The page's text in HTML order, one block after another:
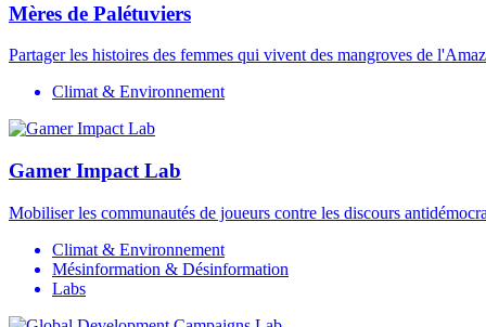
Mères de Palétuviers
Partager les histoires des femmes qui vivent des mangroves de
Climat & Environnement
Gamer Impact Lab
Mobiliser les communautés de joueurs contre les discours
Climat & Environnement
Mésinformation & Désinformation
Labs